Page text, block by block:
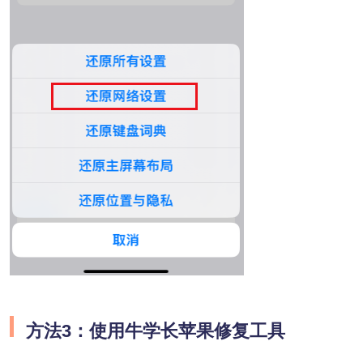
方法3：使用牛学长苹果修复工具